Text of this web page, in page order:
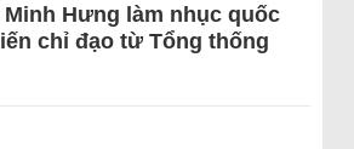
Hưng làm nhục quốc
chỉ đạo từ Tổng thống